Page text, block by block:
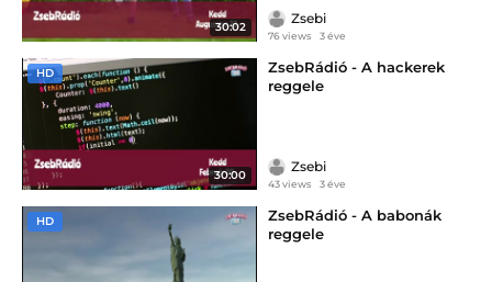
30:02
Zsebi
76 views 3 éve
HD
30:00
ZsebRádió - A hackerek
reggele
Zsebi
43 views 3 éve
HD
ZsebRádió - A babonák
reggele